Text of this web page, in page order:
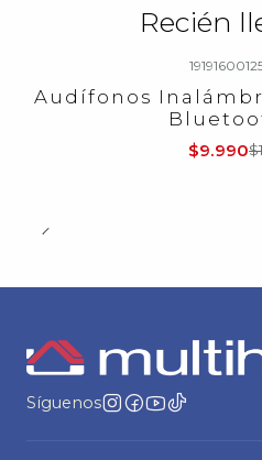
Recién
-23%OFF
Audífonos
$9.990
Síguenos